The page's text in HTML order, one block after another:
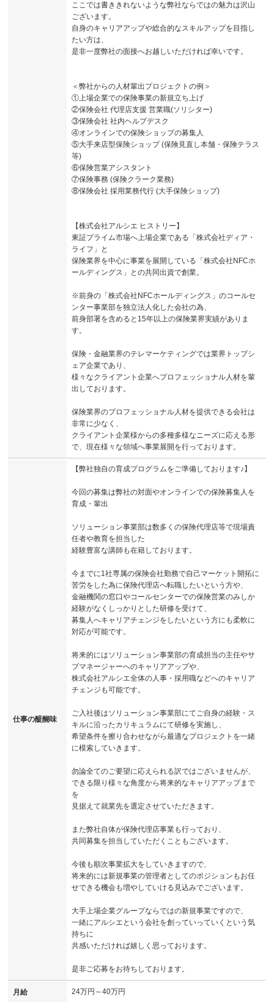
ここでは書ききれないような弊社ならではの魅力は沢山
ございます。
自身のキャリアアップや総合的なスキルアップを目指し
たい方は、
是非一度弊社の面接へお越しいただければ幸いです。
＜弊社からの人材輩出プロジェクトの例＞
①上場企業での保険事業の新規立ち上げ
②保険会社 代理店支援 営業職(ソリシター)
③保険会社 社内ヘルプデスク
④オンラインでの保険ショップの募集人
⑤大手来店型保険ショップ (保険見直し本舗・保険テラス
等)
⑥保険営業アシスタント
⑦保険事務 (保険クラーク業務)
⑧保険会社 採用業務代行 (大手保険ショップ)
【株式会社アルシエ ヒストリー】
東証プライム市場へ上場企業である「株式会社ディア・
ライフ」と
保険業界を中心に事業を展開している「株式会社NFCホ
ールディングス」との共同出資で創業。
※前身の「株式会社NFCホールディングス」のコールセ
ンター事業部を独立法人化した会社の為、
前身部署を含めると15年以上の保険業界実績がありま
す。
保険・金融業界のテレマーケティングでは業界トップシ
ェア企業であり、
様々なクライアント企業へプロフェッショナル人材を輩
出しております。
保険業界のプロフェッショナル人材を提供できる会社は
非常に少なく、
クライアント企業様からの多種多様なニーズに応える形
で、現在様々な領域へ事業展開を行っております。
仕事の醍醐味
【弊社独自の育成プログラムをご準備しております♪】
今回の募集は弊社の対面やオンラインでの保険募集人を
育成・輩出
ソリューション事業部は数多くの保険代理店等で現場責
任者や教育を担当した
経験豊富な講師も在籍しております。
今までに1社専属の保険会社勤務で自己マーケット開拓に
苦労をした為に保険代理店へ転職したいという方や、
金融機関の窓口やコールセンターでの保険営業のみしか
経験がなくしっかりとした研修を受けて、
募集人へキャリアチェンジをしたいという方にも柔軟に
対応が可能です。
将来的にはソリューション事業部の育成担当の主任やサ
ブマネージャーへのキャリアアップや、
株式会社アルシエ全体の人事・採用職などへのキャリア
チェンジも可能です。
ご入社後はソリューション事業部にてご自身の経験・ス
キルに沿ったカリキュラムにて研修を実施し、
希望条件を擦り合わせながら最適なプロジェクトを一緒
に模索していきます。
勿論全てのご要望に応えられる訳ではございませんが、
できる限り様々な角度から将来的なキャリアアップまで
を
見据えて就業先を選定させていただきます。
また弊社自体が保険代理店事業も行っており、
共同募集を担当していただくこともございます。
今後も順次事業拡大をしていきますので、
将来的には新規事業の管理者としてのポジションもお任
せできる機会も増やしていける見込みでございます。
大手上場企業グループならではの新規事業ですので、
一緒にアルシエという会社を創っていっていくという気
持ちに
共感いただければ嬉しく思っております。
是非ご応募をお待ちしております。
月給 24万円～40万円